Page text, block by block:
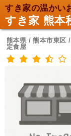
すき家の温かい
すき家 熊本
熊本県 / 熊本市東区
定食屋